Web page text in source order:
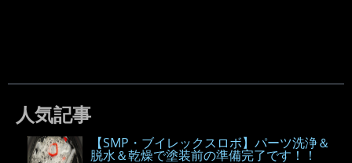
人気記事
【SMP・ブイレックスロボ】パーツ洗浄＆
脱水＆乾燥で塗装前の準備完了です！！